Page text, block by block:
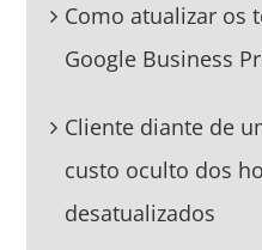
Como atualizar os
Google Business
Cliente diante de
custo oculto dos
desatualizados